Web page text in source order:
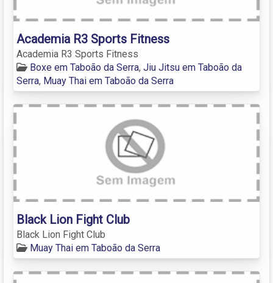
Academia R3 Sports Fitness
Academia R3 Sports Fitness
Boxe em Taboão da Serra, Jiu Jitsu em Taboão da
Serra, Muay Thai em Taboão da Serra
Black Lion Fight Club
Black Lion Fight Club
Muay Thai em Taboão da Serra